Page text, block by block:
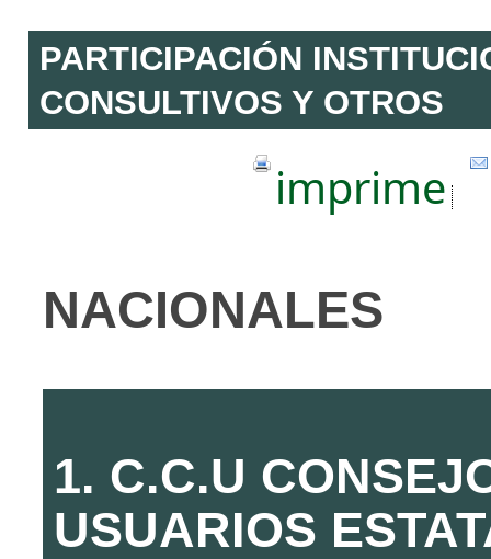
PARTICIPACIÓN
CONSULTIVOS Y OTROS
imprime
NACIONALES
1. C.C.U
USUARIOS